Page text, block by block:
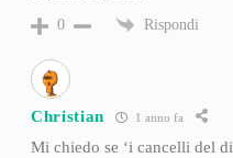
0 Rispondi
Christian 1 anno fa
Mi chiedo se ‘i cancelli del